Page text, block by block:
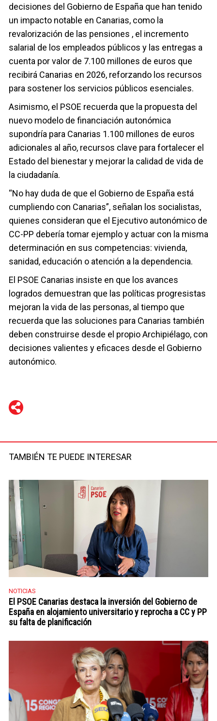
decisiones del Gobierno de España que han tenido
un impacto notable en Canarias, como la
revalorización de las pensiones , el incremento
salarial de los empleados públicos y las entregas a
cuenta por valor de 7.100 millones de euros que
recibirá Canarias en 2026, reforzando los recursos
para sostener los servicios públicos esenciales.
Asimismo, el PSOE recuerda que la propuesta del
nuevo modelo de financiación autonómica
supondría para Canarias 1.100 millones de euros
adicionales al año, recursos clave para fortalecer el
Estado del bienestar y mejorar la calidad de vida de
la ciudadanía.
“No hay duda de que el Gobierno de España está
cumpliendo con Canarias”, señalan los socialistas,
quienes consideran que el Ejecutivo autonómico de
CC-PP debería tomar ejemplo y actuar con la misma
determinación en sus competencias: vivienda,
sanidad, educación o atención a la dependencia.
El PSOE Canarias insiste en que los avances
logrados demuestran que las políticas progresistas
mejoran la vida de las personas, al tiempo que
recuerda que las soluciones para Canarias también
deben construirse desde el propio Archipiélago, con
decisiones valientes y eficaces desde el Gobierno
autonómico.
TAMBIÉN TE PUEDE INTERESAR
NOTICIAS
El PSOE Canarias destaca la inversión del Gobierno de
España en alojamiento universitario y reprocha a CC y PP
su falta de planificación